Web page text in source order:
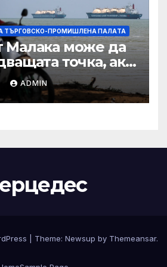
ТЪРГОВСКО-ПРОМИШЛЕНА ПАЛAТА
Малака може да
точка, ако
ADMIN
Theme: Newsup by Themeansar.